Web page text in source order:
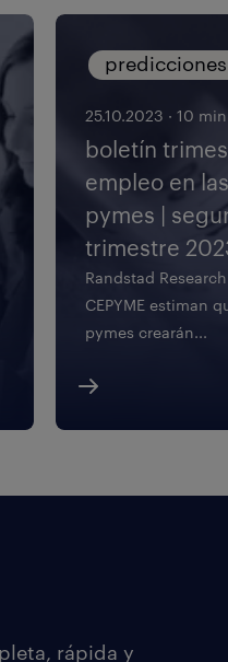
predicciones
25.10.2023 · 10
boletín
empleo en las
pymes |
trimestre
Randstad
CEPYME estiman
pymes crearán...
rápida y